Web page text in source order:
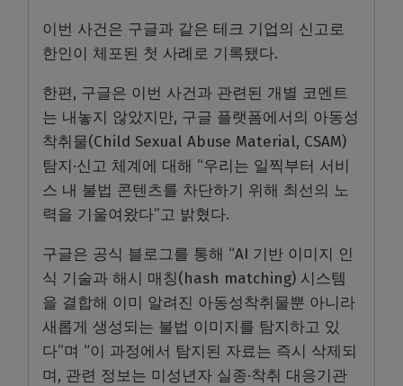
이번 사건은 구글과 같은 테크 기업의 신고로
한인이 체포된 첫 사례로 기록됐다.
한편, 구글은 이번 사건과 관련된 개별 코멘트
는 내놓지 않았지만, 구글 플랫폼에서의 아동성
착취물(Child Sexual Abuse Material, CSAM)
탐지·신고 체계에 대해 “우리는 일찍부터 서비
스 내 불법 콘텐츠를 차단하기 위해 최선의 노
력을 기울여왔다”고 밝혔다.
구글은 공식 블로그를 통해 “AI 기반 이미지 인
식 기술과 해시 매칭(hash matching) 시스템
을 결합해 이미 알려진 아동성착취물뿐 아니라
새롭게 생성되는 불법 이미지를 탐지하고 있
다”며 “이 과정에서 탐지된 자료는 즉시 삭제되
며, 관련 정보는 미성년자 실종·착취 대응기관